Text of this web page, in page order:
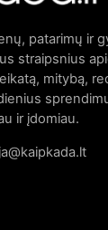
patarimų ir
straipsnius
mitybą,
ir įdomiau.